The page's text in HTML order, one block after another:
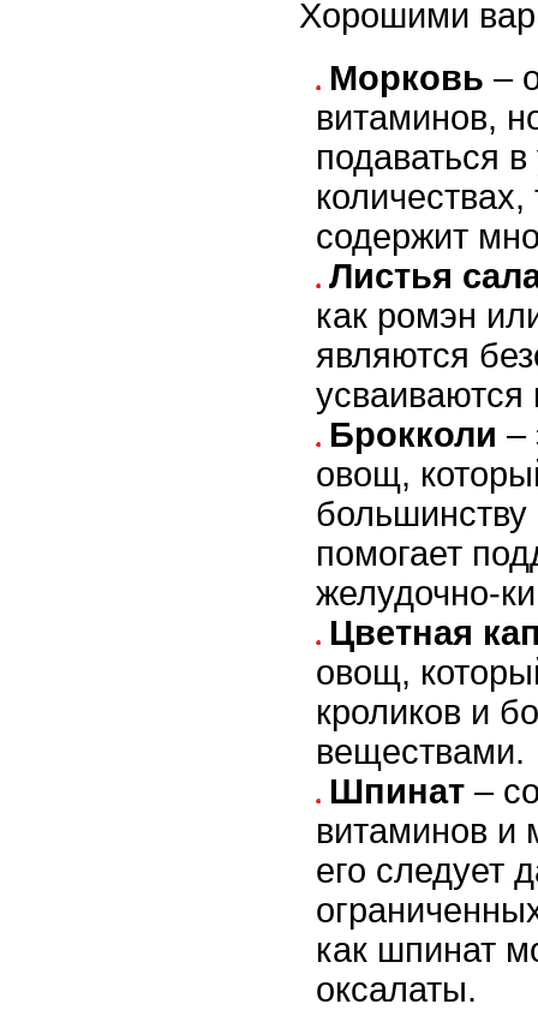
Хорошими
Морковь –
витаминов,
подаваться
количествах,
содержит
Листья
как ромэн
являются
усваиваются
Брокколи –
овощ,
большинству
помогает
желудочно-
Цветная
овощ,
кроликов и
веществами.
Шпинат –
витаминов и
его следует
как шпинат
оксалаты.